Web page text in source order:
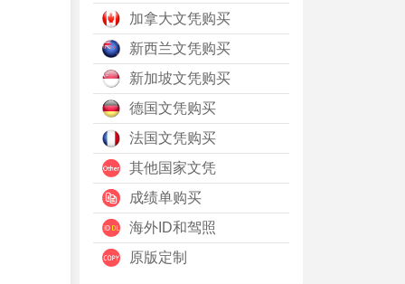
加拿大文凭购买
新西兰文凭购买
新加坡文凭购买
德国文凭购买
法国文凭购买
其他国家文凭
成绩单购买
海外ID和驾照
原版定制